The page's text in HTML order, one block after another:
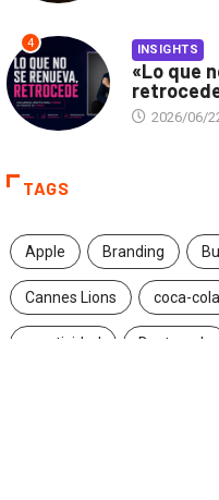
4 INSIGHTS
«Lo que
2026/06/
TAGS
Apple Branding
Cannes Lions coca-cola
creatividad Destacado